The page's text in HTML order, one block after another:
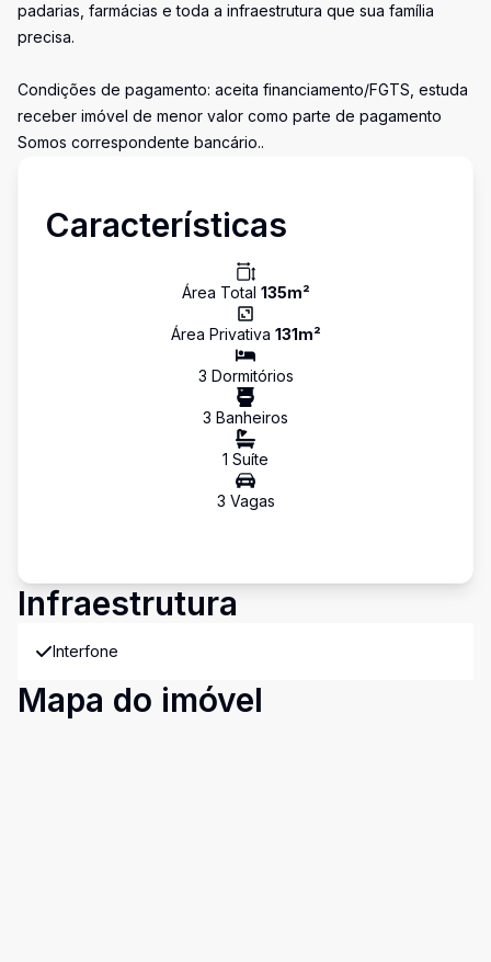
padarias, farmácias e toda a infraestrutura que sua família
precisa.
Condições de pagamento: aceita financiamento/FGTS, estuda
receber imóvel de menor valor como parte de pagamento
Somos correspondente bancário..
Características
Área Total 135m²
Área Privativa 131m²
3 Dormitórios
3 Banheiros
1 Suíte
3 Vagas
Infraestrutura
Interfone
Mapa do imóvel